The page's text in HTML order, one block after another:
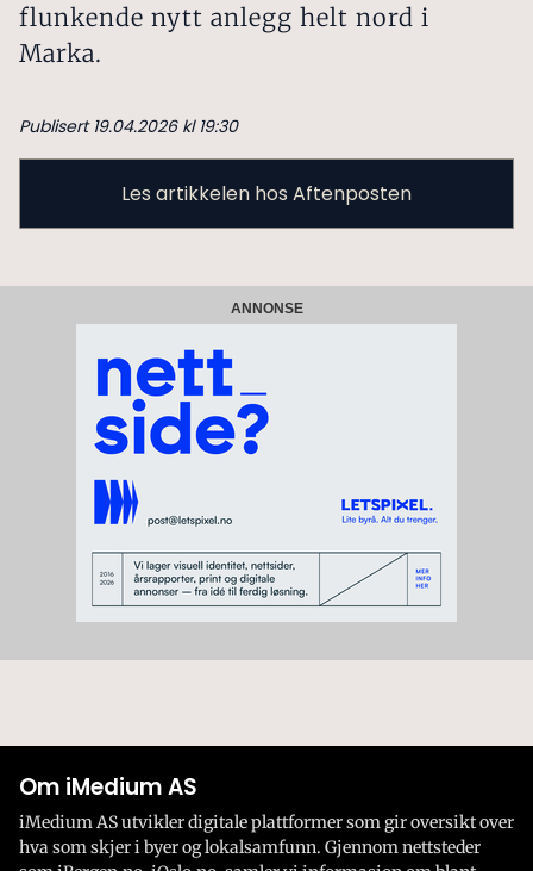
flunkende nytt anlegg helt nord i
Marka.
Publisert 19.04.2026 kl 19:30
Les artikkelen hos Aftenposten
ANNONSE
Om iMedium AS
iMedium AS utvikler digitale plattformer som gir oversikt over
hva som skjer i byer og lokalsamfunn. Gjennom nettsteder